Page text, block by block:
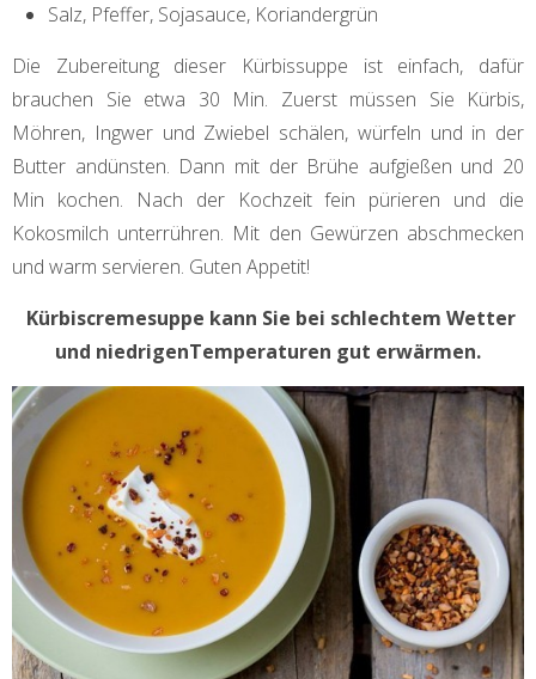
Salz, Pfeffer, Sojasauce, Koriandergrün
Die Zubereitung dieser Kürbissuppe ist einfach, dafür
brauchen Sie etwa 30 Min. Zuerst müssen Sie Kürbis,
Möhren, Ingwer und Zwiebel schälen, würfeln und in der
Butter andünsten. Dann mit der Brühe aufgießen und 20
Min kochen. Nach der Kochzeit fein pürieren und die
Kokosmilch unterrühren. Mit den Gewürzen abschmecken
und warm servieren. Guten Appetit!
Kürbiscremesuppe kann Sie bei schlechtem Wetter
und niedrigenTemperaturen gut erwärmen.